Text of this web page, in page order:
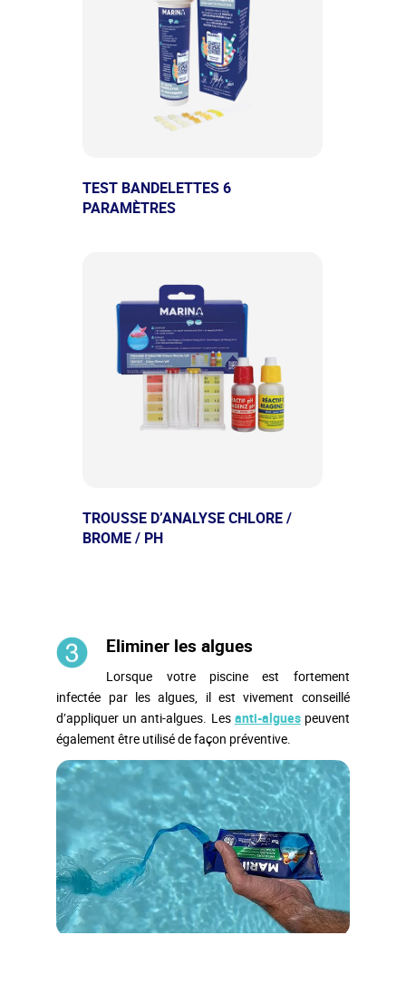
TEST BANDELETTES 6
PARAMÈTRES
TROUSSE D’ANALYSE CHLORE /
BROME / PH
Eliminer les algues
Lorsque votre piscine est fortement
infectée par les algues, il est vivement conseillé
d’appliquer un anti-algues. Les anti-alguespeuvent
également être utilisé de façon préventive.